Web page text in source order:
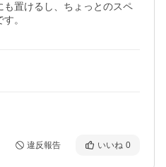
も置けるし、ちょっとのスペ
。
違反報告 いいね 0